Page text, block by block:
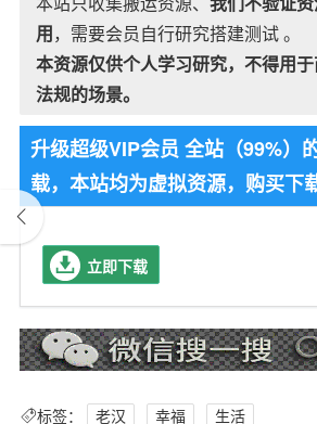
用，需要会员自行研究搭建测试 。
本资源仅供个人学习研究，不得用
法规的场景。
升级超级VIP会员 全站（99%）
载，本站均为虚拟资源，购买下
立即下载
标签： 老汉 幸福 生活